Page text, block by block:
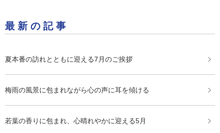
最新の記事
夏本番の訪れとともに迎える7月のご挨拶
梅雨の風景に包まれながら心の声に耳を傾ける
若葉の香りに包まれ、心晴れやかに迎える5月